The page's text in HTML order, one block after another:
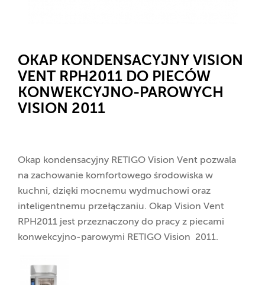
OKAP KONDENSACYJNY VISION
VENT RPH2011 DO PIECÓW
KONWEKCYJNO-PAROWYCH
VISION 2011
Okap kondensacyjny RETIGO Vision Vent pozwala
na zachowanie komfortowego środowiska w
kuchni, dzięki mocnemu wydmuchowi oraz
inteligentnemu przełączaniu. Okap Vision Vent
RPH2011 jest przeznaczony do pracy z piecami
konwekcyjno-parowymi RETIGO Vision 2011.